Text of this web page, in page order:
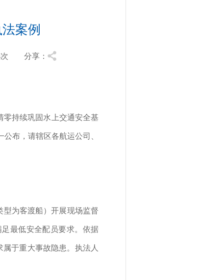
案例
次 分享：
零持续巩固水上交通安全基
布，请辖区各航运公司、
型为客渡船）开展现场监督
最低安全配员要求。依据
于重大事故隐患。执法人